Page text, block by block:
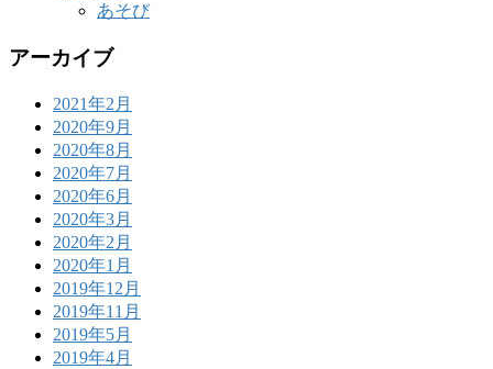
あそび
アーカイブ
2021年2月
2020年9月
2020年8月
2020年7月
2020年6月
2020年3月
2020年2月
2020年1月
2019年12月
2019年11月
2019年5月
2019年4月